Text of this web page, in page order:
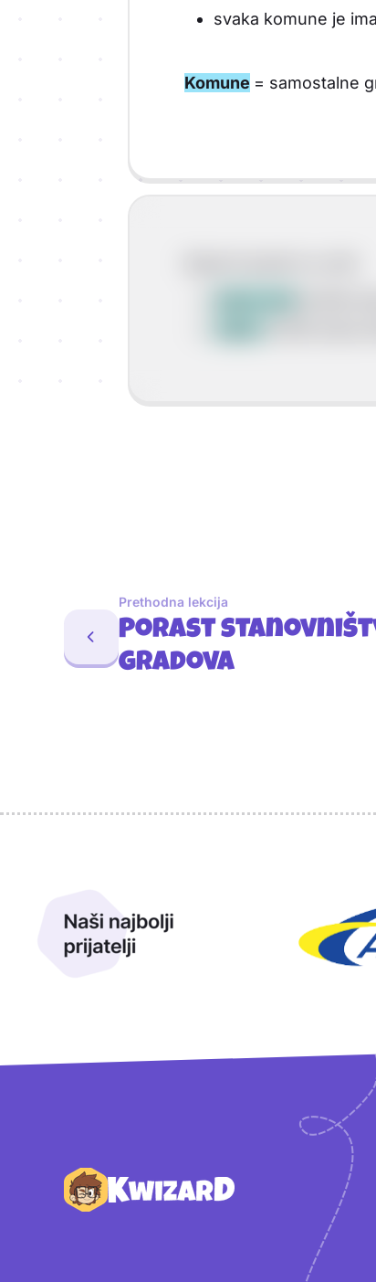
svaka komune je
Komune = samostalne
Prethodna lekcija
Porast
gradova
Podnožje